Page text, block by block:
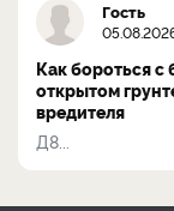
Гость
Как бороться с
открытом
вредителя
Д8...